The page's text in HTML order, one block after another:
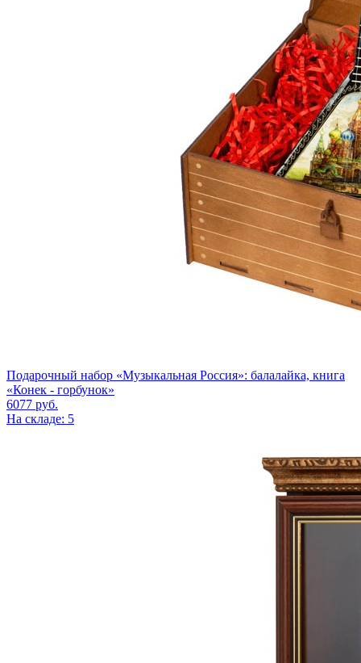
Подарочный набор «Музыкальная Россия»: балалайка, книга
«Конек - горбунок»
6077 руб.
На складе: 5